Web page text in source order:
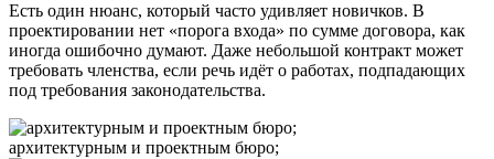
Есть один нюанс, который часто удивляет новичков. В
проектировании нет «порога входа» по сумме договора, как
иногда ошибочно думают. Даже небольшой контракт может
требовать членства, если речь идёт о работах, подпадающих
под требования законодательства.
архитектурным и проектным бюро;